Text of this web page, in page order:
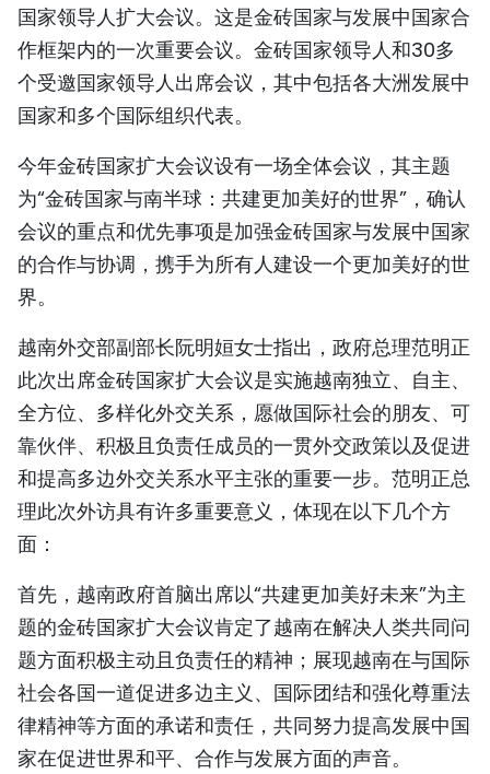
ENGLISH
FRANÇAIS
ESPAÑOL
国家领导人扩大会议。这是金砖国家与发展中国家合
作框架内的一次重要会议。金砖国家领导人和30多
个受邀国家领导人出席会议，其中包括各大洲发展中
国家和多个国际组织代表。
今年金砖国家扩大会议设有一场全体会议，其主题
为“金砖国家与南半球：共建更加美好的世界”，确认
会议的重点和优先事项是加强金砖国家与发展中国家
的合作与协调，携手为所有人建设一个更加美好的世
界。
越南外交部副部长阮明姮女士指出，政府总理范明正
此次出席金砖国家扩大会议是实施越南独立、自主、
全方位、多样化外交关系，愿做国际社会的朋友、可
靠伙伴、积极且负责任成员的一贯外交政策以及促进
和提高多边外交关系水平主张的重要一步。范明正总
理此次外访具有许多重要意义，体现在以下几个方
面：
首先，越南政府首脑出席以“共建更加美好未来”为主
题的金砖国家扩大会议肯定了越南在解决人类共同问
题方面积极主动且负责任的精神；展现越南在与国际
社会各国一道促进多边主义、国际团结和强化尊重法
律精神等方面的承诺和责任，共同努力提高发展中国
家在促进世界和平、合作与发展方面的声音。